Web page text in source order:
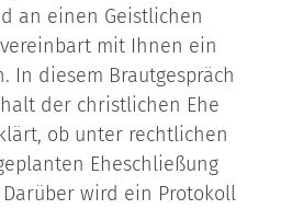
an einen Geistlichen
mit Ihnen ein
In diesem Brautgespräch
der christlichen Ehe
ob unter rechtlichen
Eheschließung
wird ein Protokoll